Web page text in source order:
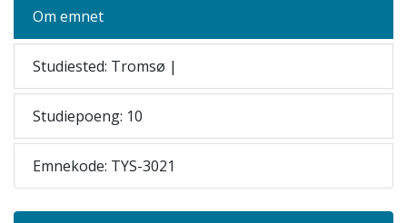
Om emnet
Studiested: Tromsø |
Studiepoeng: 10
Emnekode: TYS-3021